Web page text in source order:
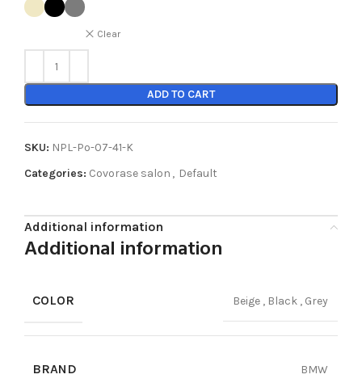
Clear
ADD TO CART
SKU: NPL-Po-07-41-K
Categories: Covorase salon , Default
Additional information
Additional information
COLOR Beige , Black , Grey
BRAND BMW